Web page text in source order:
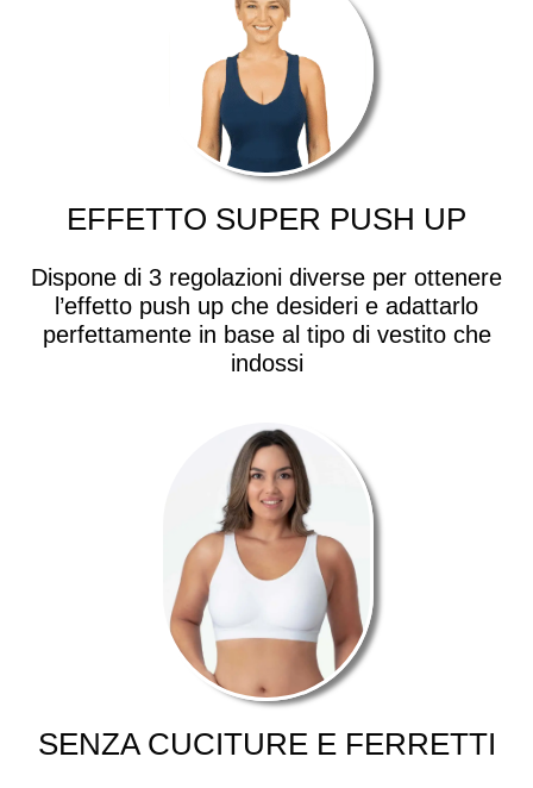
EFFETTO SUPER PUSH UP
Dispone di 3 regolazioni diverse per ottenere
l’effetto push up che desideri e adattarlo
perfettamente in base al tipo di vestito che
indossi
SENZA CUCITURE E FERRETTI